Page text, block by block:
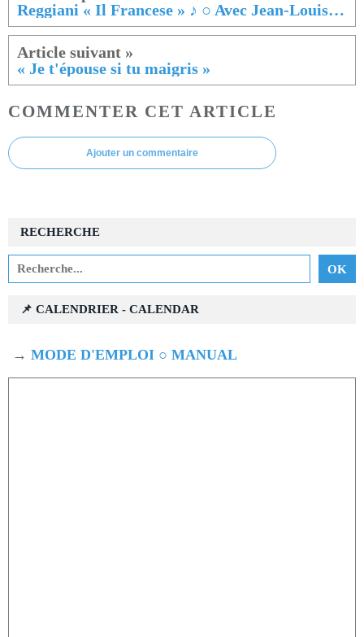
Reggiani « Il Francese » ♪ ○ Avec Jean-Louis Cassarino ♬
« Je t'épouse si tu maigris »
COMMENTER CET ARTICLE
Ajouter un commentaire
RECHERCHE
📌 CALENDRIER - CALENDAR
→ MODE D'EMPLOI ○ MANUAL